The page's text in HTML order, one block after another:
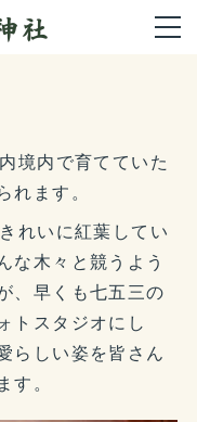
境内で育てていた
ます。
れいに紅葉してい
な木々と競うよう
、早くも七五三の
トスタジオにし
らしい姿を皆さん
。